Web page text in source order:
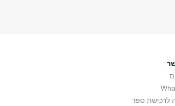
לרכישת ספר